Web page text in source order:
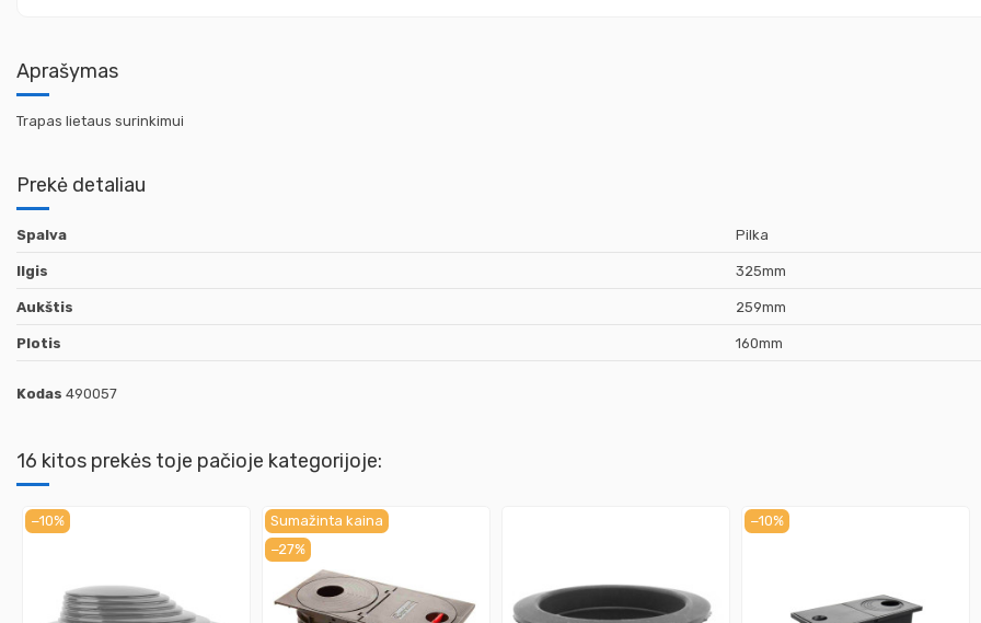
Aprašymas
Trapas lietaus surinkimui
Prekė detaliau
Spalva Pilka
Ilgis 325mm
Aukštis 259mm
Plotis 160mm
Kodas 490057
16 kitos prekės toje pačioje kategorijoje:
−10%
Sumažinta kaina
−27%
−10%